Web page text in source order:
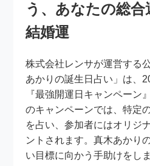
う、あなたの総合
結婚運
株式会社レンサが運営する
あかりの誕生日占い」は、
『最強開運日キャンペーン
のキャンペーンでは、特定
を占い、参加者にはオリジ
ントされます。真木あかり
い目標に向かう手助けをしま